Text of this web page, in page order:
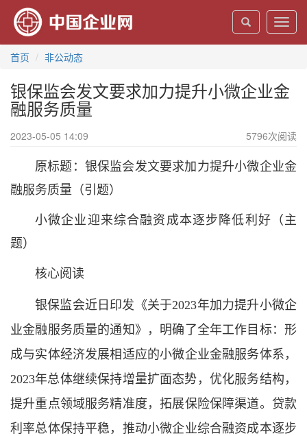
首页
非公动态
银保监会发文要求加力提升小微企业金
融服务质量
2023-05-05 14:09 5796次阅读
原标题：银保监会发文要求加力提升小微企业金
融服务质量（引题）
小微企业迎来综合融资成本逐步降低利好（主
题）
核心阅读
银保监会近日印发《关于2023年加力提升小微企
业金融服务质量的通知》，明确了全年工作目标：形
成与实体经济发展相适应的小微企业金融服务体系，
2023年总体继续保持增量扩面态势，优化服务结构，
提升重点领域服务精准度，拓展保险保障渠道。贷款
利率总体保持平稳，推动小微企业综合融资成本逐步